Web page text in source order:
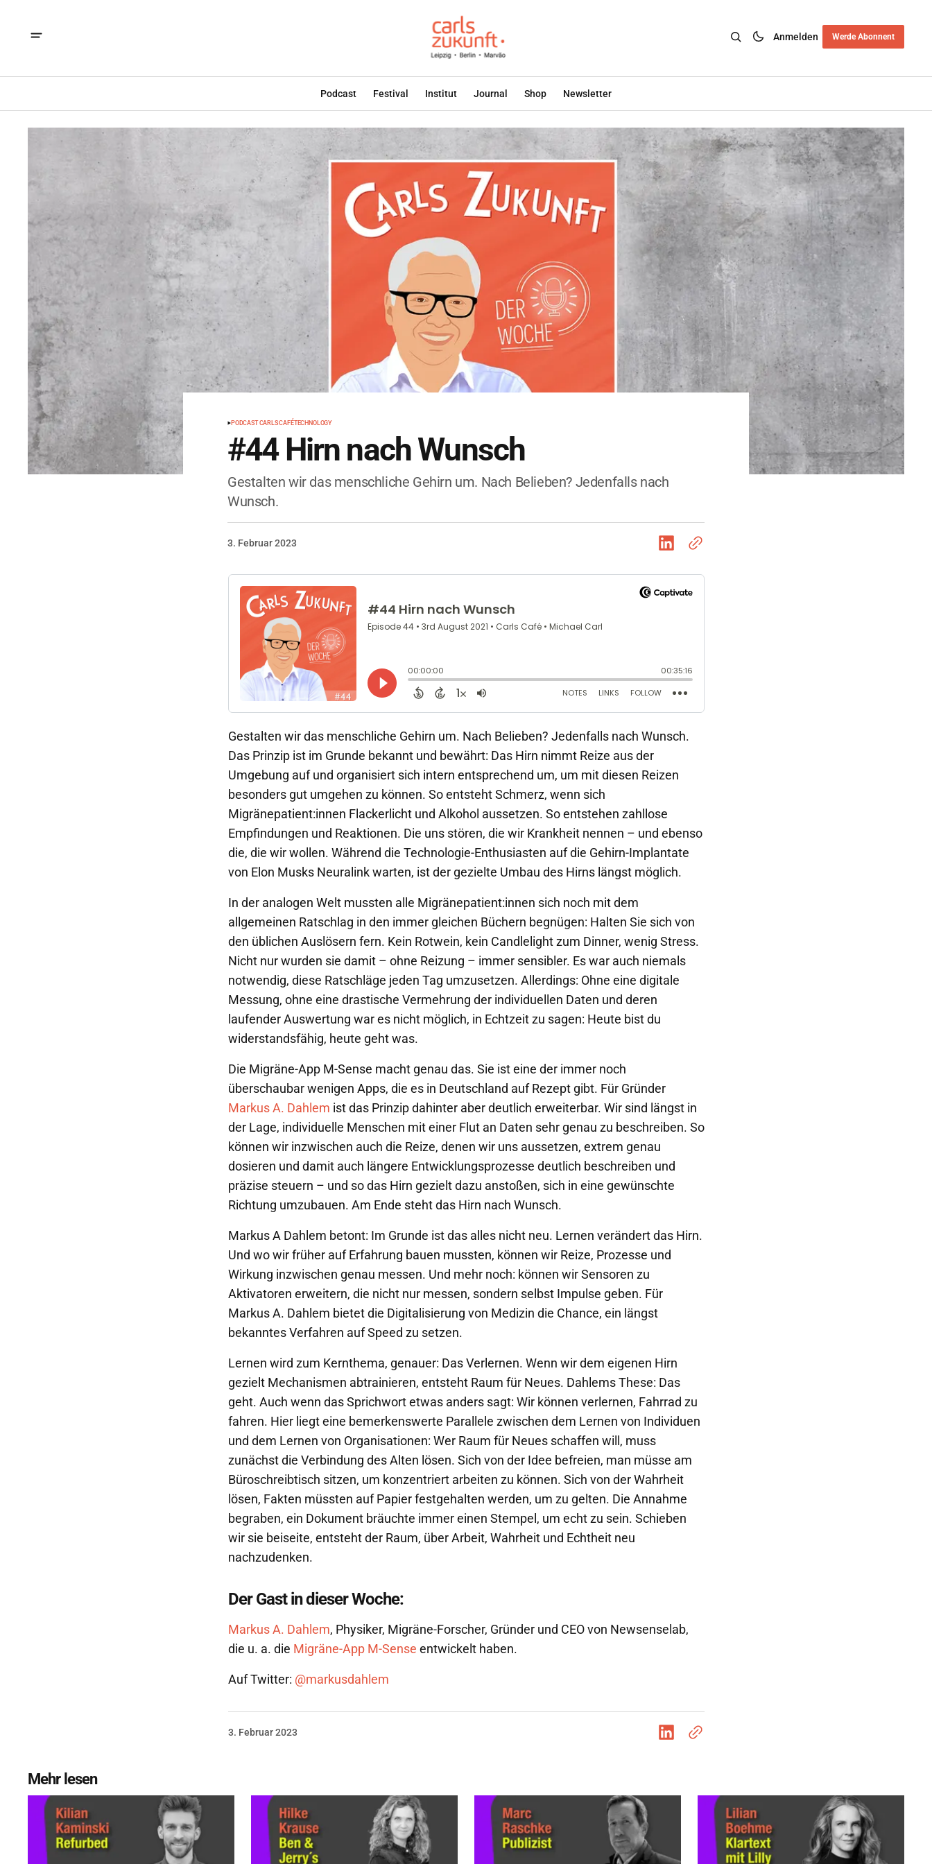
Anmelden Werde Abonnent
Podcast Festival Institut Journal Shop Newsletter
PODCAST CARLS CAFÉTECHNOLOGY
#44 Hirn nach Wunsch
Gestalten wir das menschliche Gehirn um. Nach Belieben? Jedenfalls nach
Wunsch.
3. Februar 2023
Gestalten wir das menschliche Gehirn um. Nach Belieben? Jedenfalls nach Wunsch.
Das Prinzip ist im Grunde bekannt und bewährt: Das Hirn nimmt Reize aus der
Umgebung auf und organisiert sich intern entsprechend um, um mit diesen Reizen
besonders gut umgehen zu können. So entsteht Schmerz, wenn sich
Migränepatient:innen Flackerlicht und Alkohol aussetzen. So entstehen zahllose
Empfindungen und Reaktionen. Die uns stören, die wir Krankheit nennen – und ebenso
die, die wir wollen. Während die Technologie-Enthusiasten auf die Gehirn-Implantate
von Elon Musks Neuralink warten, ist der gezielte Umbau des Hirns längst möglich.
In der analogen Welt mussten alle Migränepatient:innen sich noch mit dem
allgemeinen Ratschlag in den immer gleichen Büchern begnügen: Halten Sie sich von
den üblichen Auslösern fern. Kein Rotwein, kein Candlelight zum Dinner, wenig Stress.
Nicht nur wurden sie damit – ohne Reizung – immer sensibler. Es war auch niemals
notwendig, diese Ratschläge jeden Tag umzusetzen. Allerdings: Ohne eine digitale
Messung, ohne eine drastische Vermehrung der individuellen Daten und deren
laufender Auswertung war es nicht möglich, in Echtzeit zu sagen: Heute bist du
widerstandsfähig, heute geht was.
Die Migräne-App M-Sense macht genau das. Sie ist eine der immer noch
überschaubar wenigen Apps, die es in Deutschland auf Rezept gibt. Für Gründer
Markus A. Dahlem ist das Prinzip dahinter aber deutlich erweiterbar. Wir sind längst in
der Lage, individuelle Menschen mit einer Flut an Daten sehr genau zu beschreiben. So
können wir inzwischen auch die Reize, denen wir uns aussetzen, extrem genau
dosieren und damit auch längere Entwicklungsprozesse deutlich beschreiben und
präzise steuern – und so das Hirn gezielt dazu anstoßen, sich in eine gewünschte
Richtung umzubauen. Am Ende steht das Hirn nach Wunsch.
Markus A Dahlem betont: Im Grunde ist das alles nicht neu. Lernen verändert das Hirn.
Und wo wir früher auf Erfahrung bauen mussten, können wir Reize, Prozesse und
Wirkung inzwischen genau messen. Und mehr noch: können wir Sensoren zu
Aktivatoren erweitern, die nicht nur messen, sondern selbst Impulse geben. Für
Markus A. Dahlem bietet die Digitalisierung von Medizin die Chance, ein längst
bekanntes Verfahren auf Speed zu setzen.
Lernen wird zum Kernthema, genauer: Das Verlernen. Wenn wir dem eigenen Hirn
gezielt Mechanismen abtrainieren, entsteht Raum für Neues. Dahlems These: Das
geht. Auch wenn das Sprichwort etwas anders sagt: Wir können verlernen, Fahrrad zu
fahren. Hier liegt eine bemerkenswerte Parallele zwischen dem Lernen von Individuen
und dem Lernen von Organisationen: Wer Raum für Neues schaffen will, muss
zunächst die Verbindung des Alten lösen. Sich von der Idee befreien, man müsse am
Büroschreibtisch sitzen, um konzentriert arbeiten zu können. Sich von der Wahrheit
lösen, Fakten müssten auf Papier festgehalten werden, um zu gelten. Die Annahme
begraben, ein Dokument bräuchte immer einen Stempel, um echt zu sein. Schieben
wir sie beiseite, entsteht der Raum, über Arbeit, Wahrheit und Echtheit neu
nachzudenken.
Der Gast in dieser Woche:
Markus A. Dahlem, Physiker, Migräne-Forscher, Gründer und CEO von Newsenselab,
die u. a. die Migräne-App M-Sense entwickelt haben.
Auf Twitter: @markusdahlem
3. Februar 2023
Mehr lesen